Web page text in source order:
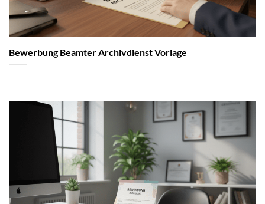
Bewerbung Beamter Archivdienst Vorlage